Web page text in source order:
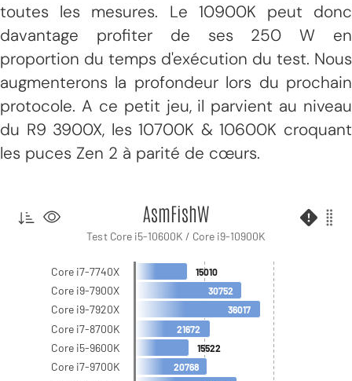
toutes les mesures. Le 10900K peut donc
davantage profiter de ses 250 W en
proportion du temps d'exécution du test. Nous
augmenterons la profondeur lors du prochain
protocole. A ce petit jeu, il parvient au niveau
du R9 3900X, les 10700K & 10600K croquant
les puces Zen 2 à parité de cœurs.